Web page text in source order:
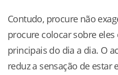
Contudo, procure não
procure colocar sobre
principais do dia a dia. O
reduz a sensação de